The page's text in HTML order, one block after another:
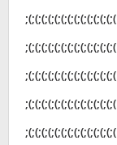
;(;(;(;(;(;(;(;(;(;(;(;(;(;(
;(;(;(;(;(;(;(;(;(;(;(;(;(;(
;(;(;(;(;(;(;(;(;(;(;(;(;(;(
;(;(;(;(;(;(;(;(;(;(;(;(;(;(
;(;(;(;(;(;(;(;(;(;(;(;(;(;(